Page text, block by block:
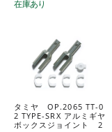
タミヤ OP.2065 TT-0
2 TYPE-SRX アルミギヤ
ボックスジョイント 2